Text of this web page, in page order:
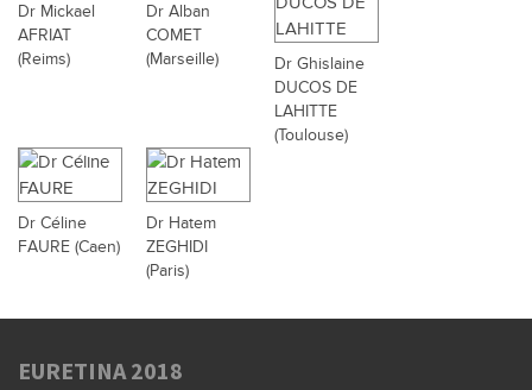
Dr Mickael
AFRIAT
(Reims)
Dr Alban
COMET
(Marseille)
Dr Ghislaine
DUCOS DE
LAHITTE
(Toulouse)
Dr Céline
FAURE (Caen)
Dr Hatem
ZEGHIDI
(Paris)
EURETINA 2018